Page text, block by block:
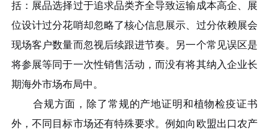
括：展品选择过于追求品类齐全导致运输成本高企、展
位设计过分花哨却忽略了核心信息展示、过分依赖展会
现场客户数量而忽视后续跟进节奏。另一个常见误区是
将参展等同于一次性销售活动，而没有将其纳入企业长
期海外市场布局中。
合规方面，除了常规的产地证明和植物检疫证书
外，不同目标市场还有特殊要求。例如向欧盟出口农产